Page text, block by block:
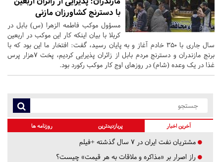
با دسترنج کشاورزان مازنی
مسؤول موکب فاطمه الزهرا (س) بابل در
کربلا با بیان اینکه کار این موکب در اربعین
سال جاری با ۳۵۰ خادم آغاز و به پایان رسید، گفت: افتخار ما این بود که با
برنج مازندران و دسترنج مردم بابل از زائران پذیرایی کردیم، پخت ۷هزار پرس
غذا در یک وعده (شام) در روزهای اوج کار موکب رکورد بود.
آخرین اخبار پربازدیدترین روزنامه ها
مشتریان نفت ایران در ۷ سال گذشته +فیلم
راز اصرار بر «مذاکره و ملاقات به هر قیمت» چیست؟